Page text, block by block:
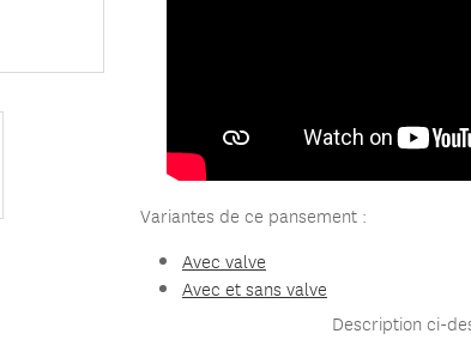
Variantes de ce pansement :
Avec valve
Avec et sans valve
Description ci-